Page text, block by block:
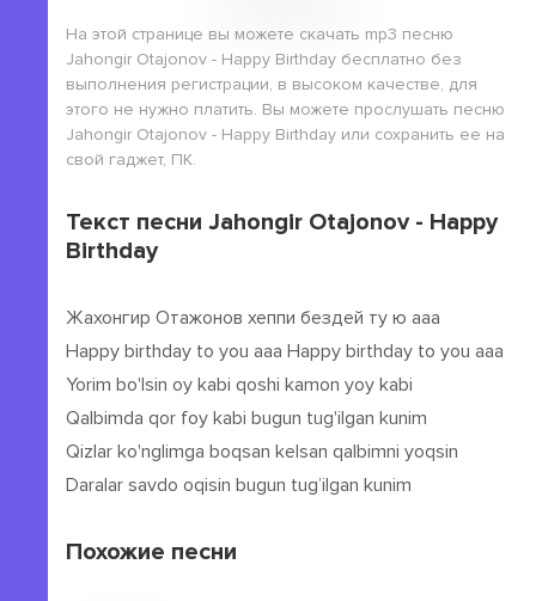
На этой странице вы можете скачать mp3 песню
Jahongir Otajonov - Happy Birthday бесплатно без
выполнения регистрации, в высоком качестве, для
этого не нужно платить. Вы можете прослушать песню
Jahongir Otajonov - Happy Birthday или сохранить ее на
свой гаджет, ПК.
Текст песни Jahongir Otajonov - Happy
Birthday
Жахонгир Отажонов хеппи бездей ту ю ааа
Happy birthday to you aaa Happy birthday to you aaa
Yorim bo'lsin oy kabi qoshi kamon yoy kabi
Qalbimda qor foy kabi bugun tug'ilgan kunim
Qizlar ko'nglimga boqsan kelsan qalbimni yoqsin
Daralar savdo oqisin bugun tug’ilgan kunim
Похожие песни